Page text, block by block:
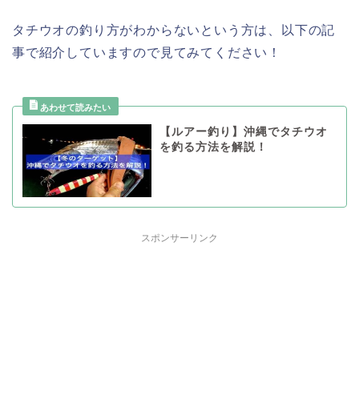
タチウオの釣り方がわからないという方は、以下の記
事で紹介していますので見てみてください！
【ルアー釣り】沖縄でタチウオ
を釣る方法を解説！
スポンサーリンク